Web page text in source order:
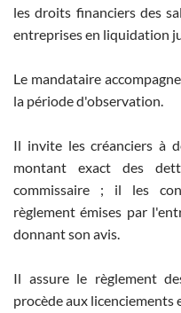
les droits financiers des
entreprises en liquidation
Le mandataire
la période d'observation.
Il invite les créanciers à
montant exact des
commissaire ; il les
règlement émises par
donnant son avis.
Il assure le règlement
procède aux